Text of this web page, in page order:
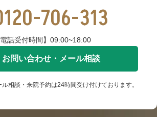
706-313
電話受付時間】09:00~18:00
お問い合わせ・メール相談
相談・来院予約は24時間受け付けております。